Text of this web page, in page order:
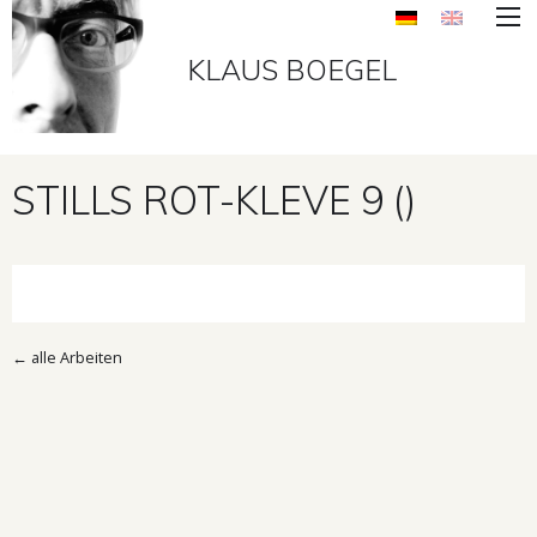
KLAUS BOEGEL
STILLS ROT-KLEVE 9 ()
← alle Arbeiten